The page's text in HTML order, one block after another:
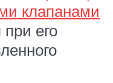
клапанами
его